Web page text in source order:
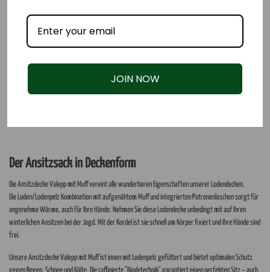
Der Ansitzsack in Deckenform
Die Ansitzdecke Valepp mit Muff vereint alle wunderbaren Eigenschaften unserer Lodendecken.
Die Loden/Lodenpelz Kombination mit aufgenähtem Muff und integrierten Patronenlaschen sorgt für
angenehme Wärme, auch für Ihre Hände. Nehmen Sie diese Lodendecke unbedingt mit auf Ihren
winterlichen Ansitzen bei der Jagd. Mit der Kordel ist sie schnell am Körper fixiert und Ihre Hände sind
frei.
Unsere Ansitzdecke Valepp mit Muff ist innen mit Lodenpelz gefüttert und bietet optimalen Schutz
JOIN NOW